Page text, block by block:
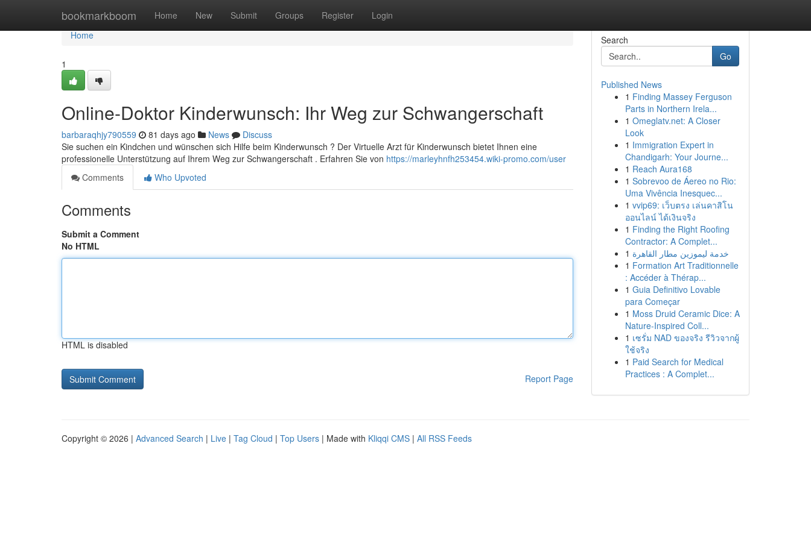
bookmarkboom Home New Submit Groups Register Login
Home
Home
1
Online-Doktor Kinderwunsch: Ihr Weg zur Schwangerschaft
barbaraqhjy790559 81 days ago News
Discuss
Sie suchen ein Kindchen und wünschen sich Hilfe beim Kinderwunsch ? Der Virtuelle Arzt für Kinderwunsch bietet Ihnen eine
professionelle Unterstützung auf Ihrem Weg zur Schwangerschaft . Erfahren Sie von https://marleyhnfh253454.wiki-promo.com/user
Comments
Who Upvoted
Comments
Submit a Comment
No HTML
HTML is disabled
Report Page
Search
Go
Published News
1 Finding Massey Ferguson
Parts in Northern Irela...
1 Omeglatv.net: A Closer
Look
1 Immigration Expert in
Chandigarh: Your Journe...
1 Reach Aura168
1 Sobrevoo de Áereo no Rio:
Uma Vivência Inesquec...
1 vvip69: เว็บตรง เล่นคาสิโน
ออนไลน์ ได้เงินจริง
1 Finding the Right Roofing
Contractor: A Complet...
1 خدمة ليموزين مطار القاهرة
1 Formation Art Traditionnelle
: Accéder à Thérap...
1 Guia Definitivo Lovable
para Começar
1 Moss Druid Ceramic Dice: A
Nature-Inspired Coll...
1 เซรั่ม NAD ของจริง รีวิวจากผู้
ใช้จริง
1 Paid Search for Medical
Practices : A Complet...
Copyright © 2026 | Advanced Search | Live | Tag Cloud | Top Users | Made with Kliqqi CMS | All RSS Feeds